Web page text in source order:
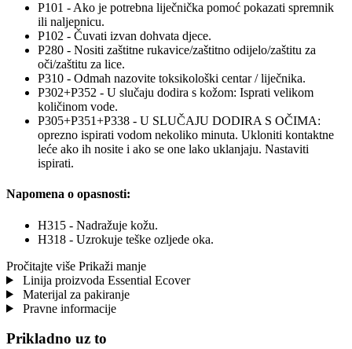
P101 - Ako je potrebna liječnička pomoć pokazati spremnik
ili naljepnicu.
P102 - Čuvati izvan dohvata djece.
P280 - Nositi zaštitne rukavice/zaštitno odijelo/zaštitu za
oči/zaštitu za lice.
P310 - Odmah nazovite toksikološki centar / liječnika.
P302+P352 - U slučaju dodira s kožom: Isprati velikom
količinom vode.
P305+P351+P338 - U SLUČAJU DODIRA S OČIMA:
oprezno ispirati vodom nekoliko minuta. Ukloniti kontaktne
leće ako ih nosite i ako se one lako uklanjaju. Nastaviti
ispirati.
Napomena o opasnosti:
H315 - Nadražuje kožu.
H318 - Uzrokuje teške ozljede oka.
Pročitajte više Prikaži manje
Linija proizvoda Essential Ecover
Materijal za pakiranje
Pravne informacije
Prikladno uz to